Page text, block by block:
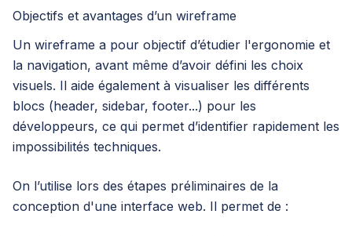
Objectifs et avantages d’un wireframe
Un wireframe a pour objectif d’étudier l'ergonomie et
la navigation, avant même d’avoir défini les choix
visuels. Il aide également à visualiser les différents
blocs (header, sidebar, footer...) pour les
développeurs, ce qui permet d’identifier rapidement les
impossibilités techniques.
On l’utilise lors des étapes préliminaires de la
conception d'une interface web. Il permet de :